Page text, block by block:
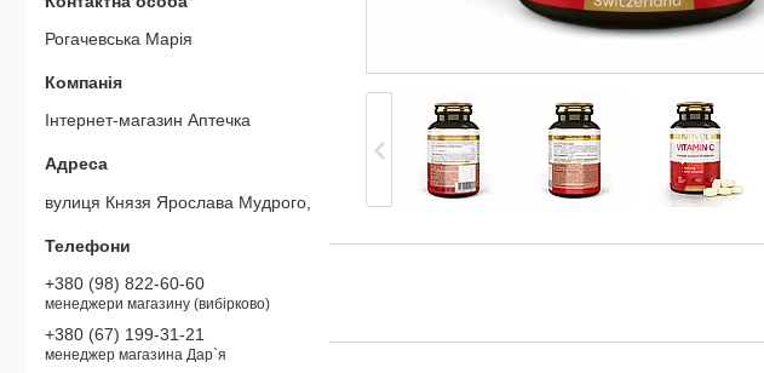
Рогачевська Марiя
Iнтернет-магазин Аптечка
вулиця Князя Ярослава Мудрого, 27, Дніпро, Україна
+380 (98) 822-60-60
менеджери магазину (вибірково)
+380 (67) 199-31-21
менеджер магазина Дар`я